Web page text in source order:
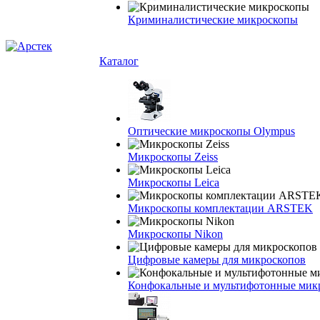
Криминалистические микроскопы
Каталог
Оптические микроскопы Olympus
Микроскопы Zeiss
Микроскопы Leica
Микроскопы комплектации ARSTEK
Микроскопы Nikon
Цифровые камеры для микроскопов
Конфокальные и мультифотонные